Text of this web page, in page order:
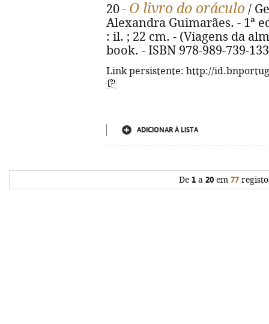
20 - O livro do oráculo /
Alexandra Guimarães. - 1ª
: il. ; 22 cm. - (Viagens da
book. - ISBN 978-989-739-
Link persistente: http://
ADICIONAR À LISTA
De 1a 20em 77